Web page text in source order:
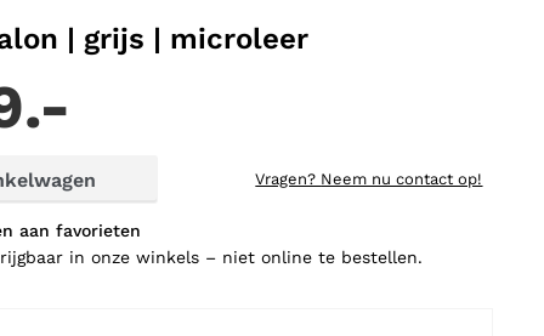
| grijs | microleer
Vragen? Neem nu contact op!
aan favorieten
in onze winkels – niet online te bestellen.